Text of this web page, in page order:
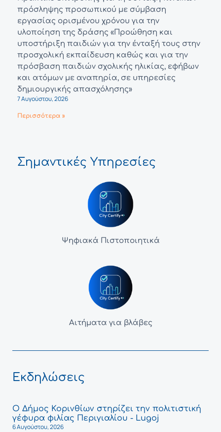
πρόσληψης προσωπικού με σύμβαση
εργασίας ορισμένου χρόνου για την
υλοποίηση της δράσης «Προώθηση και
υποστήριξη παιδιών για την ένταξή τους στην
προσχολική εκπαίδευση καθώς και για την
πρόσβαση παιδιών σχολικής ηλικίας, εφήβων
και ατόμων με αναπηρία, σε υπηρεσίες
δημιουργικής απασχόλησης»
7 Αυγούστου, 2026
Περισσότερα »
Σημαντικές Υπηρεσίες
Ψηφιακά Πιστοποιητικά
Αιτήματα για βλάβες
Εκδηλώσεις
Ο Δήμος Κορινθίων στηρίζει την πολιτιστική
γέφυρα φιλίας Περιγιαλίου - Lugoj
6 Αυγούστου, 2026